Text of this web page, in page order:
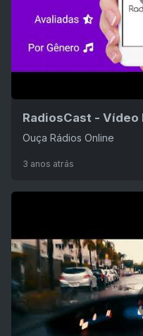
RadiosCast - Vídeo
Ouça Rádios Online
3 anos atrás